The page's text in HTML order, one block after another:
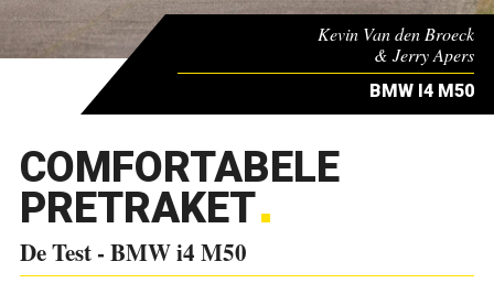
Kevin Van den Broeck
& Jerry Apers
BMW I4 M50
COMFORTABELE
PRETRAKET
De Test - BMW i4 M50